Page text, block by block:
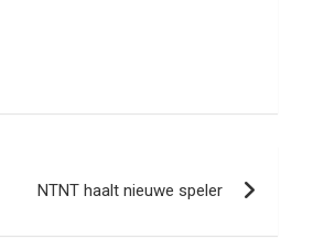
NTNT haalt nieuwe speler